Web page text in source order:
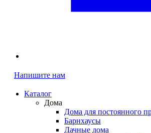
Напишите нам
Каталог
Дома
Дома для постоянного
Барнхаусы
Дачные дома